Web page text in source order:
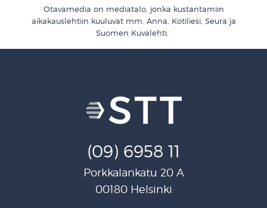
Otavamedia on mediatalo, jonka kustantamiin
aikakauslehtiin kuuluvat mm. Anna, Kotiliesi, Seura ja
Suomen Kuvalehti.
(09) 6958 11
Porkkalankatu 20 A
00180 Helsinki